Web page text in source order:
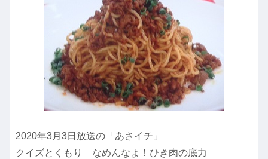
2020年3月3日放送の「あさイチ」
クイズとくもり なめんなよ！ひき肉の底力